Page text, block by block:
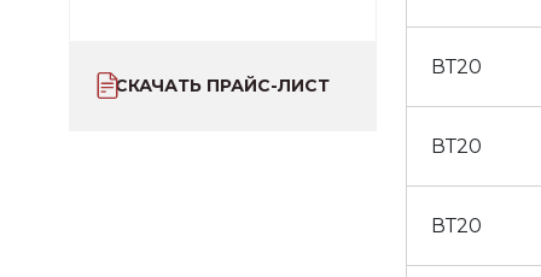
СКАЧАТЬ ПРАЙС-ЛИСТ
ВТ20
ВТ20
ВТ20